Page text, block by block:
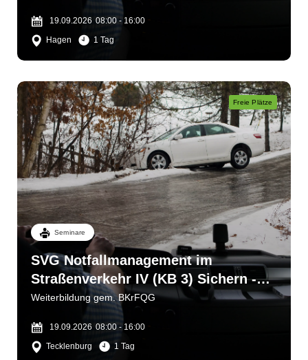
19.09.2026 08:00 - 16:00
Hagen
1 Tag
Freie Plätze
Seminare
SVG Notfallmanagement im
Straßenverkehr IV (KB 3) Sichern -
bergen - helfen
Weiterbildung gem. BKrFQG
19.09.2026 08:00 - 16:00
Tecklenburg
1 Tag